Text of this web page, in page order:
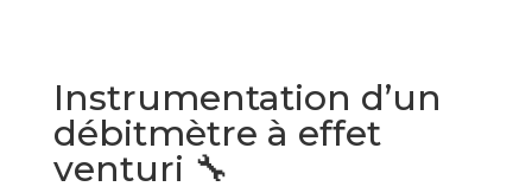
Instrumentation d’un
débitmètre à effet
venturi 🔧